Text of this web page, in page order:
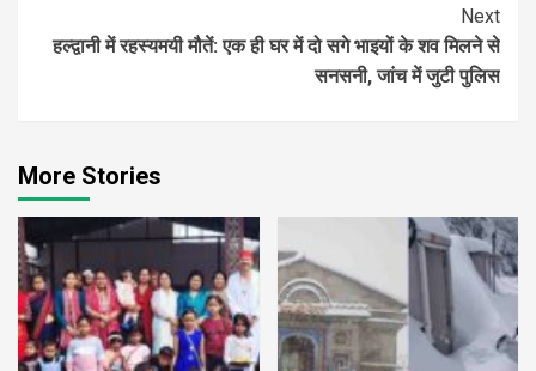
Next
हल्द्वानी में रहस्यमयी मौतें: एक ही घर में दो सगे भाइयों के शव मिलने से
सनसनी, जांच में जुटी पुलिस
More Stories